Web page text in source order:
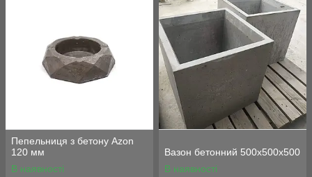
Пепельниця з бетону Azon
120 мм
В наявності
Вазон бетонний 500х500х500
В наявності